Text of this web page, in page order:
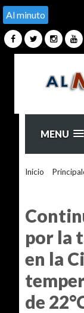
Al minuto
MENU
Inicio
por la
en la
de